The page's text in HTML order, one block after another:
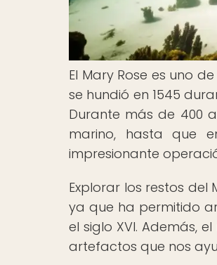
El Mary Rose es uno
se hundió en 1545
Durante más de 400
marino, hasta que
impresionante
Explorar los restos
ya que ha permitido
el siglo XVI. Además,
artefactos que nos